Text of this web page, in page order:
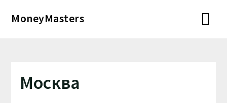
MoneyMasters
Москва